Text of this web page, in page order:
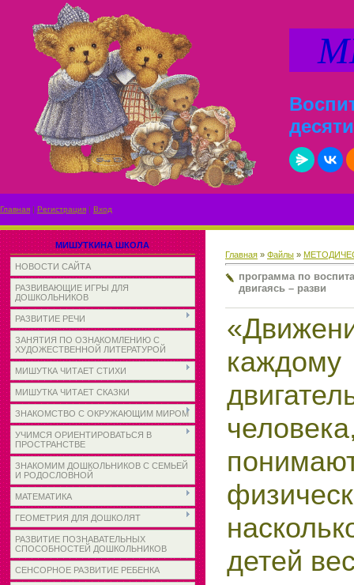
Главная | Регистрация | Вход
МИШУТКИНА ШКОЛА
НОВОСТИ САЙТА
РАЗВИВАЮЩИЕ ИГРЫ ДЛЯ
ДОШКОЛЬНИКОВ
РАЗВИТИЕ РЕЧИ
ЗАНЯТИЯ ПО ОЗНАКОМЛЕНИЮ С
ХУДОЖЕСТВЕННОЙ ЛИТЕРАТУРОЙ
МИШУТКА ЧИТАЕТ СТИХИ
МИШУТКА ЧИТАЕТ СКАЗКИ
ЗНАКОМСТВО С ОКРУЖАЮЩИМ МИРОМ
УЧИМСЯ ОРИЕНТИРОВАТЬСЯ В
ПРОСТРАНСТВЕ
ЗНАКОМИМ ДОШКОЛЬНИКОВ С СЕМЬЕЙ
И РОДОСЛОВНОЙ
МАТЕМАТИКА
ГЕОМЕТРИЯ ДЛЯ ДОШКОЛЯТ
РАЗВИТИЕ ПОЗНАВАТЕЛЬНЫХ
СПОСОБНОСТЕЙ ДОШКОЛЬНИКОВ
СЕНСОРНОЕ РАЗВИТИЕ РЕБЕНКА
Главная » Файлы »
программа по
двигаясь – разви
детей